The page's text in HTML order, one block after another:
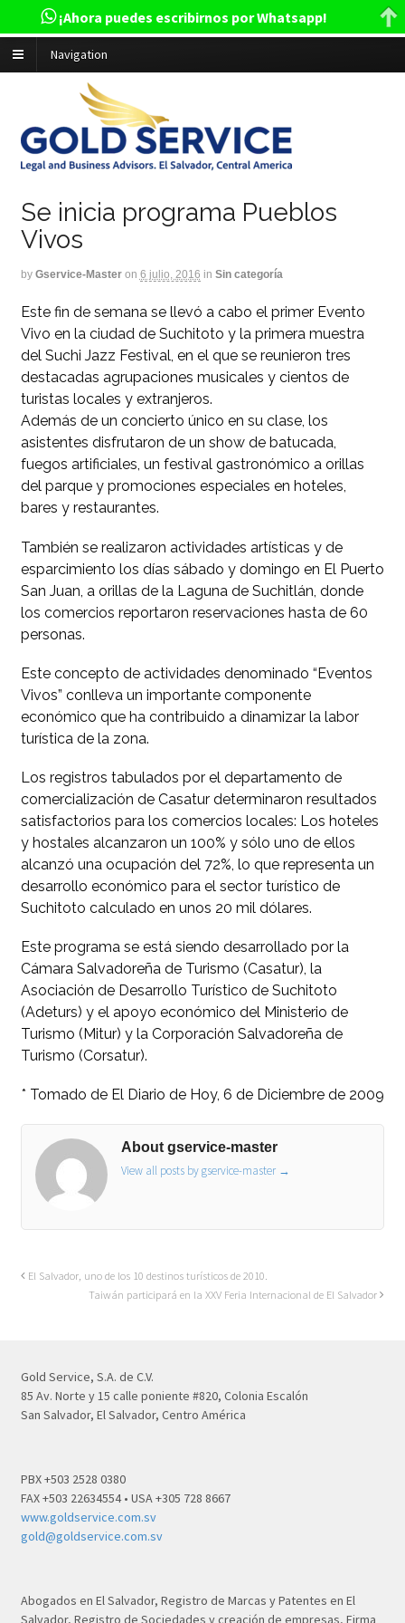
Navigation
Se inicia programa Pueblos
Vivos
by Gservice-Master on 6 julio, 2016 in Sin categoría
Este fin de semana se llevó a cabo el primer Evento
Vivo en la ciudad de Suchitoto y la primera muestra
del Suchi Jazz Festival, en el que se reunieron tres
destacadas agrupaciones musicales y cientos de
turistas locales y extranjeros.
Además de un concierto único en su clase, los
asistentes disfrutaron de un show de batucada,
fuegos artificiales, un festival gastronómico a orillas
del parque y promociones especiales en hoteles,
bares y restaurantes.
También se realizaron actividades artísticas y de
esparcimiento los días sábado y domingo en El Puerto
San Juan, a orillas de la Laguna de Suchitlán, donde
los comercios reportaron reservaciones hasta de 60
personas.
Este concepto de actividades denominado “Eventos
Vivos” conlleva un importante componente
económico que ha contribuido a dinamizar la labor
turística de la zona.
Los registros tabulados por el departamento de
comercialización de Casatur determinaron resultados
satisfactorios para los comercios locales: Los hoteles
y hostales alcanzaron un 100% y sólo uno de ellos
alcanzó una ocupación del 72%, lo que representa un
desarrollo económico para el sector turístico de
Suchitoto calculado en unos 20 mil dólares.
Este programa se está siendo desarrollado por la
Cámara Salvadoreña de Turismo (Casatur), la
Asociación de Desarrollo Turístico de Suchitoto
(Adeturs) y el apoyo económico del Ministerio de
Turismo (Mitur) y la Corporación Salvadoreña de
Turismo (Corsatur).
* Tomado de El Diario de Hoy, 6 de Diciembre de 2009
About gservice-master
View all posts by gservice-master →
El Salvador, uno de los 10 destinos turísticos de 2010.
Taiwán participará en la XXV Feria Internacional de El Salvador
Gold Service, S.A. de C.V.
85 Av. Norte y 15 calle poniente #820, Colonia Escalón
San Salvador, El Salvador, Centro América
PBX +503 2528 0380
FAX +503 22634554 • USA +305 728 8667
www.goldservice.com.sv
gold@goldservice.com.sv
Abogados en El Salvador, Registro de Marcas y Patentes en El
Salvador, Registro de Sociedades y creación de empresas, Firma
¡Ahora puedes escribirnos por Whatsapp!